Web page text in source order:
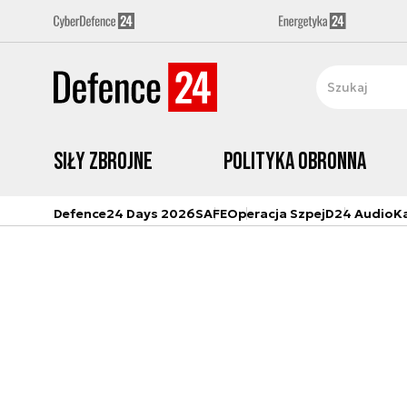
Siły zbrojne Polityka obronna
Defence24 Days 2026SAFEOperacja SzpejD24 Audio